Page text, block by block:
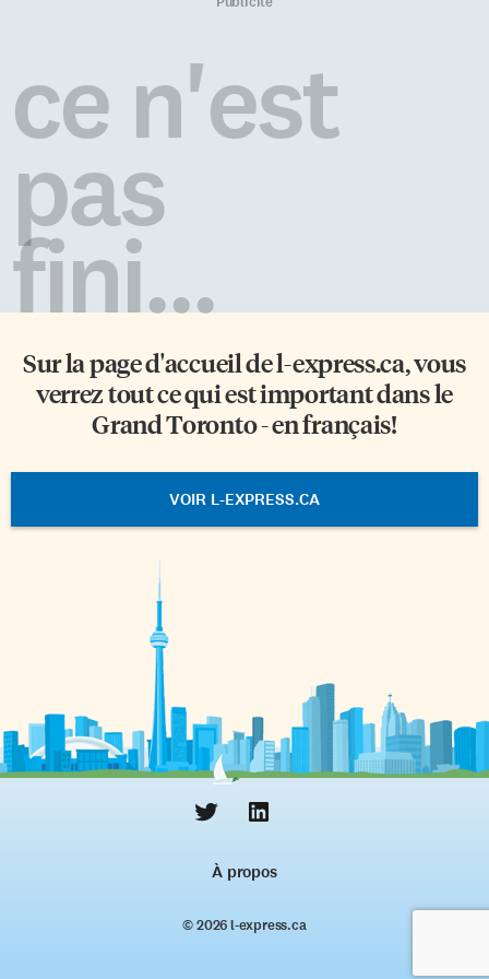
FARFO semble très peu active à
Toronto? «Je ne suis pas sûre de
l’historique […]
[…]
ce n'est
pas
fini...
Sur la page d'accueil del-express.ca, vous
verrez tout ce qui est important dans le
Grand Toronto - en français!
VOIR L-EXPRESS.CA
À propos
© 2026 l‑express.ca